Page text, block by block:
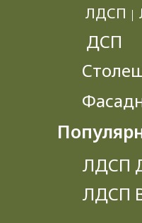
ЛДСП |
ДСП
ЛДСП
ЛДСП